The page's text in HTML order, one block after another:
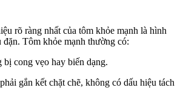
rõ ràng nhất của tôm khỏe mạnh là hình
Tôm khỏe mạnh thường có:
cong vẹo hay biến dạng.
gắn kết chặt chẽ, không có dấu hiệu tách